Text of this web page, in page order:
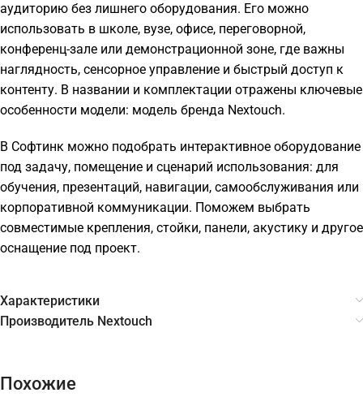
аудиторию без лишнего оборудования. Его можно
использовать в школе, вузе, офисе, переговорной,
конференц-зале или демонстрационной зоне, где важны
наглядность, сенсорное управление и быстрый доступ к
контенту. В названии и комплектации отражены ключевые
особенности модели: модель бренда Nextouch.
В Софтинк можно подобрать интерактивное оборудование
под задачу, помещение и сценарий использования: для
обучения, презентаций, навигации, самообслуживания или
корпоративной коммуникации. Поможем выбрать
совместимые крепления, стойки, панели, акустику и другое
оснащение под проект.
Характеристики
Производитель Nextouch
Похожие